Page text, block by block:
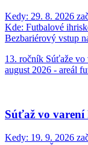
Kedy: 29. 8. 2026
Kde: Futbalové
Bezbariérový vstup
13. ročník Súťaže vo
august 2026 - areál
Súťaž vo
Kedy: 19. 9. 2026